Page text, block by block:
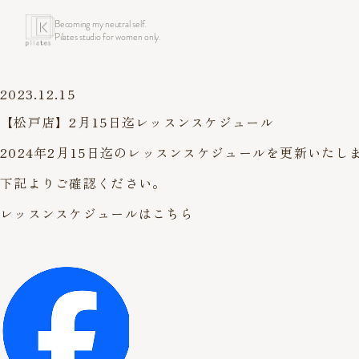
Becoming my neutral self.
Pilates studio for women only.
2023.12.15
【松戸店】2月15日迄レッスンスケジュール
2024年2月15日迄のレッスンスケジュールを更新いたしま
下記よりご確認ください。
レッスンスケジュールはこちら